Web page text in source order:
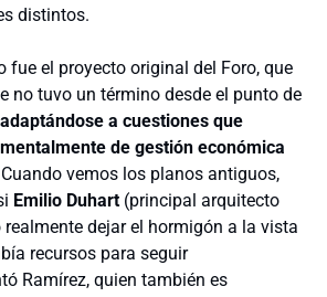
distintos.
fue el proyecto original del Foro, que
no tuvo un término desde el punto de
a cuestiones que
de gestión económica
vemos los planos antiguos,
Emilio Duhart (principal arquitecto
dejar el hormigón a la vista
recursos para seguir
Ramírez, quien también es